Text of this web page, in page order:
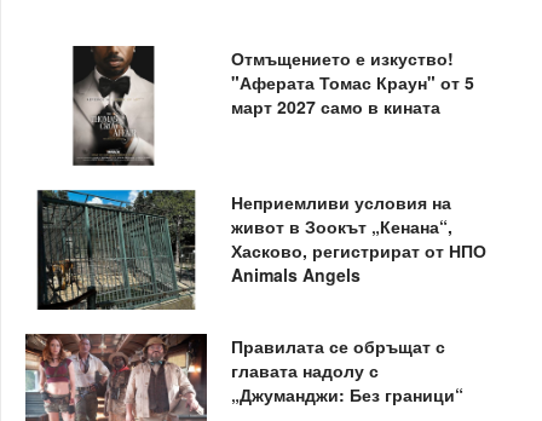
Отмъщението е изкуство!
"Аферата Томас Краун" от 5
март 2027 само в кината
Неприемливи условия на
живот в Зоокът „Кенана“,
Хасково, регистрират от НПО
Animals Angels
Правилата се обръщат с
главата надолу с
„Джуманджи: Без граници“